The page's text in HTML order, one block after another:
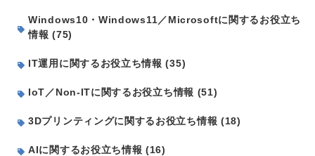
Windows10・Windows11／Microsoftに関するお役立ち
情報 (75)
IT運用に関するお役立ち情報 (35)
IoT／Non-ITに関するお役立ち情報 (51)
3Dプリンティングに関するお役立ち情報 (18)
AIに関するお役立ち情報 (16)